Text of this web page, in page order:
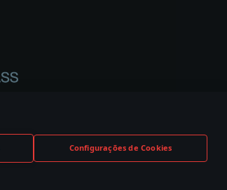
Configurações de Cookies